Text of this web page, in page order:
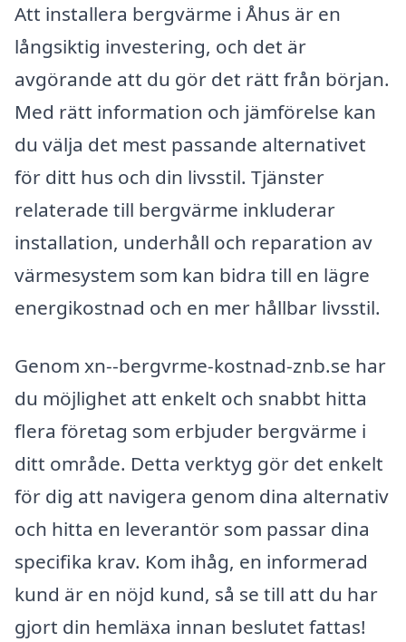
Att installera bergvärme i Åhus är en
långsiktig investering, och det är
avgörande att du gör det rätt från början.
Med rätt information och jämförelse kan
du välja det mest passande alternativet
för ditt hus och din livsstil. Tjänster
relaterade till bergvärme inkluderar
installation, underhåll och reparation av
värmesystem som kan bidra till en lägre
energikostnad och en mer hållbar livsstil.
Genom xn--bergvrme-kostnad-znb.se har
du möjlighet att enkelt och snabbt hitta
flera företag som erbjuder bergvärme i
ditt område. Detta verktyg gör det enkelt
för dig att navigera genom dina alternativ
och hitta en leverantör som passar dina
specifika krav. Kom ihåg, en informerad
kund är en nöjd kund, så se till att du har
gjort din hemläxa innan beslutet fattas!